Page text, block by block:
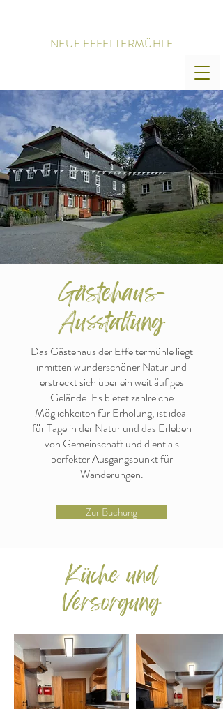
NEUE EFFELTERMÜHLE
Gästehaus-
Ausstattung
Das Gästehaus der Effeltermühle liegt
inmitten wunderschöner Natur und
erstreckt sich über ein weitläufiges
Gelände. Es bietet zahlreiche
Möglichkeiten für Erholung, ist ideal
für Tage in der Natur und das Erleben
von Gemeinschaft und dient als
perfekter Ausgangspunkt für
Wanderungen.
Zur Buchung
Küche und
Versorgung